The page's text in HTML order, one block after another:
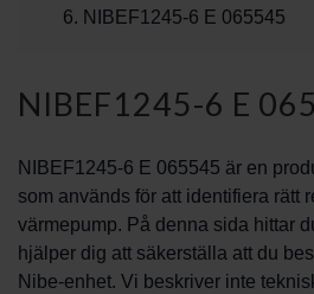
NIBEF1245-6 E 065545
NIBEF1245-6 E
NIBEF1245-6 E 065545 är en
som används för att identifiera rätt
värmepump. På denna sida hittar
hjälper dig att säkerställa att du
Nibe-enhet. Vi beskriver inte